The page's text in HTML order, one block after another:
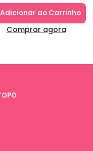
Adicionar ao Carrinho
Comprar agora